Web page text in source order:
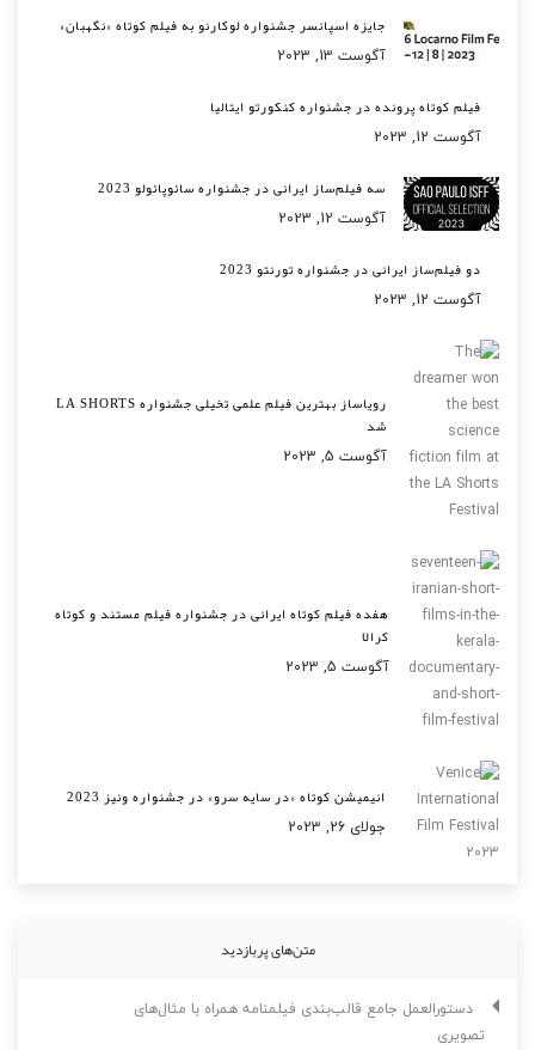
جایزه اسپانسر جشنواره لوکارنو به فیلم کوتاه «نگهبان»
آگوست 13, 2023
فیلم کوتاه پرونده در جشنواره کنکورتو ایتالیا
آگوست 12, 2023
سه فیلم‌ساز ایرانی در جشنواره سائوپائولو 2023
آگوست 12, 2023
دو فیلم‌ساز ایرانی در جشنواره تورنتو 2023
آگوست 12, 2023
رویاساز بهترین فیلم علمی تخیلی جشنواره LA SHORTS
شد
آگوست 5, 2023
هفده فیلم کوتاه ایرانی در جشنواره فیلم مستند و کوتاه
کرالا
آگوست 5, 2023
انیمیشن کوتاه «در سایه سرو» در جشنواره ونیز 2023
جولای 26, 2023
متن‌های پربازدید
دستورالعمل جامع قالب‌بندی فیلمنامه همراه با مثال‌های
تصویری